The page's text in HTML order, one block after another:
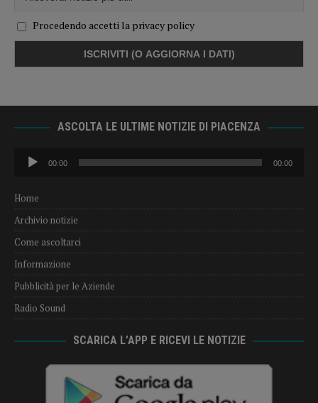
Procedendo accetti la privacy policy
ASCOLTA LE ULTIME NOTIZIE DI PIACENZA
Audio
Player
00:00 00:00
Home
Archivio notizie
Come ascoltarci
Informazione
Pubblicità per le Aziende
Radio Sound
SCARICA L’APP E RICEVI LE NOTIZIE